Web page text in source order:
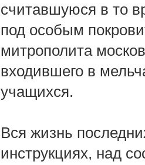
считавшуюся в то
под особым
митрополита
входившего в
учащихся.
Вся жизнь
инструкциях, над